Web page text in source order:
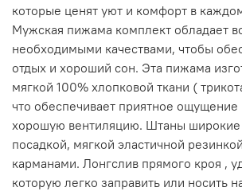
которые ценят уют и комфорт в
Мужская пижама комплект обладает
необходимыми качествами, чтобы
отдых и хороший сон. Эта пижама
мягкой 100% хлопковой ткани (
что обеспечивает приятное
хорошую вентиляцию. Штаны широкие
посадкой, мягкой эластичной
карманами. Лонгслив прямого кроя ,
которую легко заправить или носить